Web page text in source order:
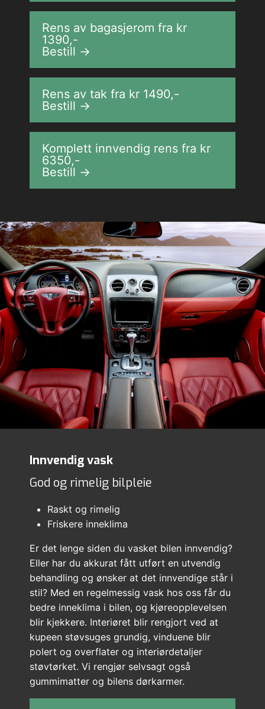
Rens av bagasjerom fra kr
1390,-
Bestill →
Rens av tak fra kr 1490,-
Bestill →
Komplett innvendig rens fra kr
6350,-
Bestill →
Innvendig vask
God og rimelig bilpleie
Raskt og rimelig
Friskere inneklima
Er det lenge siden du vasket bilen innvendig?
Eller har du akkurat fått utført en utvendig
behandling og ønsker at det innvendige står i
stil? Med en regelmessig vask hos oss får du
bedre inneklima i bilen, og kjøreopplevelsen
blir kjekkere. Interiøret blir rengjort ved at
kupeen støvsuges grundig, vinduene blir
polert og overflater og interiørdetaljer
støvtørket. Vi rengjør selvsagt også
gummimatter og bilens dørkarmer.